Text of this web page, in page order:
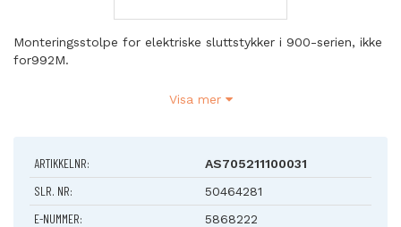
Monteringsstolpe for elektriske sluttstykker i 900-serien, ikke
for992M.
Høyde: 200 mm
Bredde: 37 mm
Pløsmått: 12 mm
Visa mer
ARTIKKELNR: AS705211100031
SLR. NR: 50464281
E-NUMMER: 5868222